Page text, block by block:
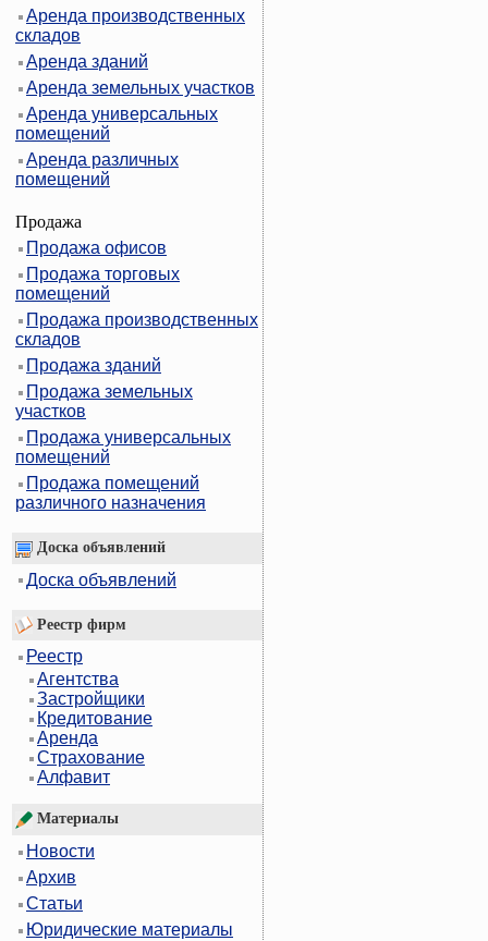
Аренда производственных
складов
Аренда зданий
Аренда земельных участков
Аренда универсальных
помещений
Аренда различных
помещений
Продажа
Продажа офисов
Продажа торговых
помещений
Продажа производственных
складов
Продажа зданий
Продажа земельных
участков
Продажа универсальных
помещений
Продажа помещений
различного назначения
Доска объявлений
Доска объявлений
Реестр фирм
Реестр
Агентства
Застройщики
Кредитование
Аренда
Страхование
Алфавит
Материалы
Новости
Архив
Статьи
Юридические материалы